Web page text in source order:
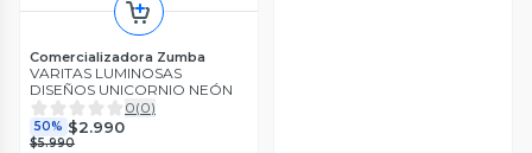
Comercializadora Zumba
VARITAS LUMINOSAS
DISEÑOS UNICORNIO NEÓN
0(0)
50% $2.990
$5.990